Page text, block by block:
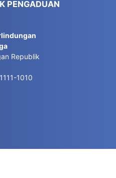
PENGADUAN
Republik
1010